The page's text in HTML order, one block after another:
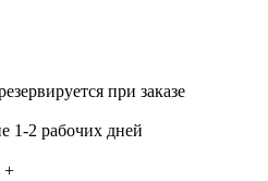
при заказе
1-2 рабочих дней
+